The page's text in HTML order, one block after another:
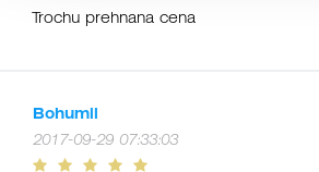
Trochu prehnana cena
Bohumil
2017-09-29 07:33:03